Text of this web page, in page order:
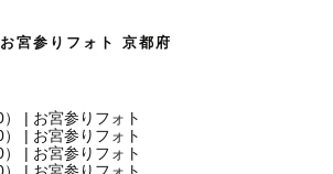
お宮参りフォト 京都府